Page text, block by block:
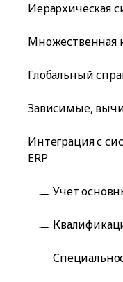
Иерархическая
Множественная
Глобальный
Зависимые,
Интеграция с
ERP
Учет